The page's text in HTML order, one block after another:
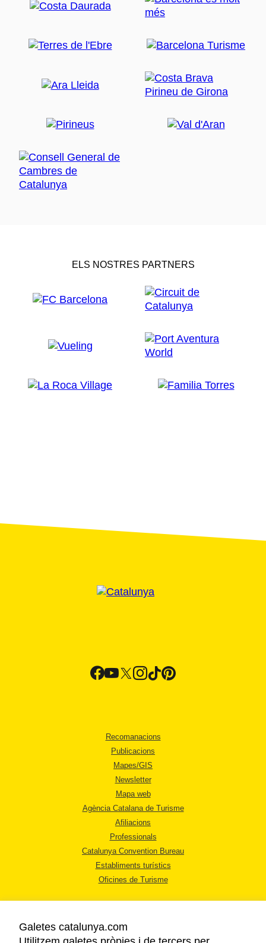
ELS NOSTRES PARTNERS
Recomanacions
Publicacions
Mapes/GIS
Newsletter
Mapa web
Agència Catalana de Turisme
Afiliacions
Professionals
Catalunya Convention Bureau
Establiments turístics
Oficines de Turisme
Galetes catalunya.com